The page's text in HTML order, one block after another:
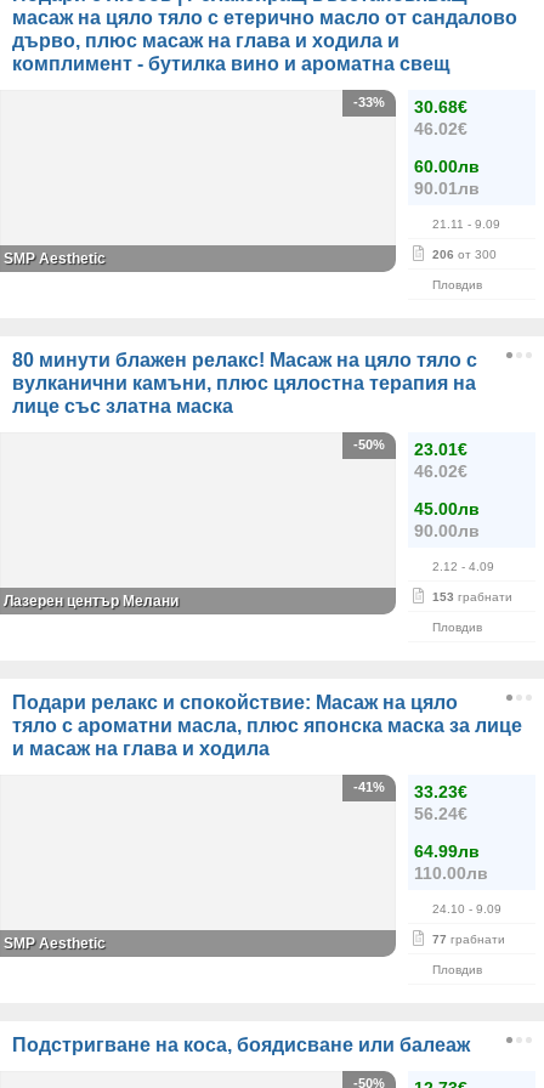
масаж на цяло тяло с етерично масло от сандалово
дърво, плюс масаж на глава и ходила и
комплимент - бутилка вино и ароматна свещ
30.68€
46.02€
60.00лв
90.01лв
21.11 - 9.09
206 от 300
Пловдив
-33%
SMP Aesthetic
80 минути блажен релакс! Масаж на цяло тяло с
вулканични камъни, плюс цялостна терапия на
лице със златна маска
23.01€
46.02€
45.00лв
90.00лв
2.12 - 4.09
153 грабнати
Пловдив
-50%
Лазерен център Мелани
Подари релакс и спокойствие: Масаж на цяло
тяло с ароматни масла, плюс японска маска за лице
и масаж на глава и ходила
33.23€
56.24€
64.99лв
110.00лв
24.10 - 9.09
77 грабнати
Пловдив
-41%
SMP Aesthetic
Подстригване на коса, боядисване или балеаж
-50%